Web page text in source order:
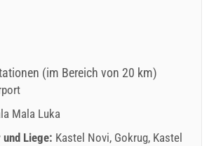
(im Bereich von 20 km)
Mala Luka
Liege: Kastel Novi, Gokrug, Kastel